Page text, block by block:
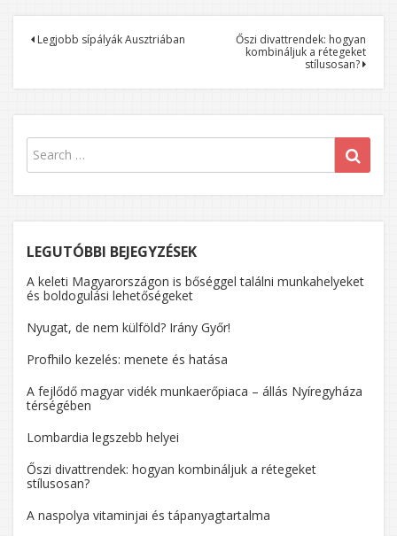
Bejegyzés
Legjobb sípályák Ausztriában
Őszi divattrendek: hogyan
kombináljuk a rétegeket
stílusosan?
LEGUTÓBBI BEJEGYZÉSEK
A keleti Magyarországon is bőséggel találni munkahelyeket
és boldogulási lehetőségeket
Nyugat, de nem külföld? Irány Győr!
Profhilo kezelés: menete és hatása
A fejlődő magyar vidék munkaerőpiaca – állás Nyíregyháza
térségében
Lombardia legszebb helyei
Őszi divattrendek: hogyan kombináljuk a rétegeket
stílusosan?
A naspolya vitaminjai és tápanyagtartalma